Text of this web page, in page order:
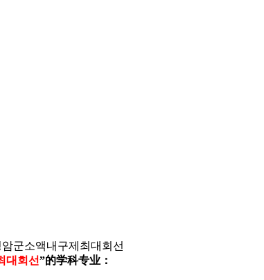
군소액내구제최대회선
대회선”的学科专业：